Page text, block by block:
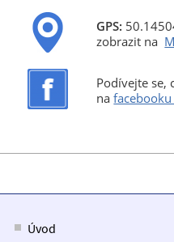
GPS:
zobrazit na
Podívejte se,
nafacebooku
Úvod